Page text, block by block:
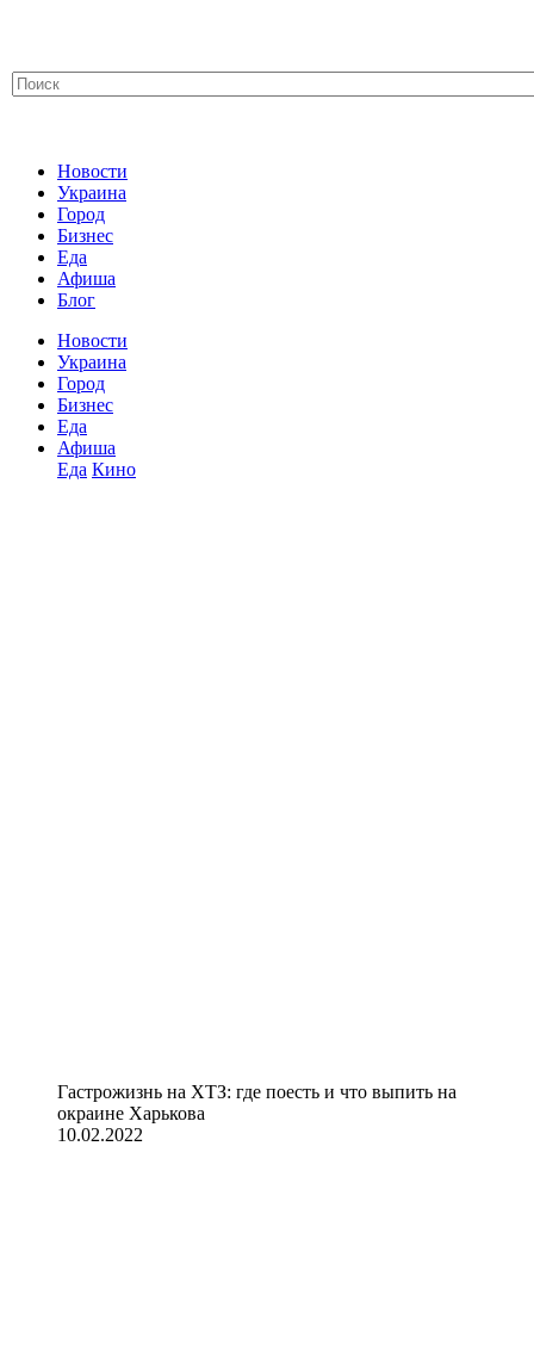
Новости
Украина
Город
Бизнес
Еда
Афиша
Блог
Новости
Украина
Город
Бизнес
Еда
Афиша
Еда Кино
Гастрожизнь на ХТЗ: где поесть и что выпить на
окраине Харькова
10.02.2022